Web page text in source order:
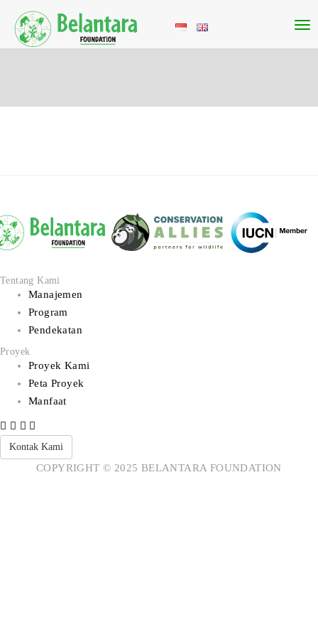
Tentang Kami
Manajemen
Program
Pendekatan
Proyek
Proyek Kami
Peta Proyek
Manfaat
Kontak Kami
COPYRIGHT © 2025 BELANTARA FOUNDATION